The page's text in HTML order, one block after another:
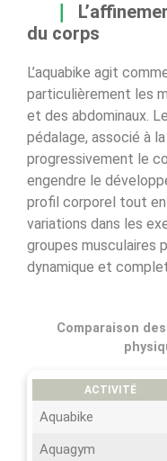
du corps
L’aquabike agit
particulièrement les
et des abdominaux.
pédalage, associé à
progressivement le
engendre le
profil corporel tout en
variations dans les
groupes musculaires
dynamique et
Comparaison
ACTIVITÉ
Aquabike
Aquagym